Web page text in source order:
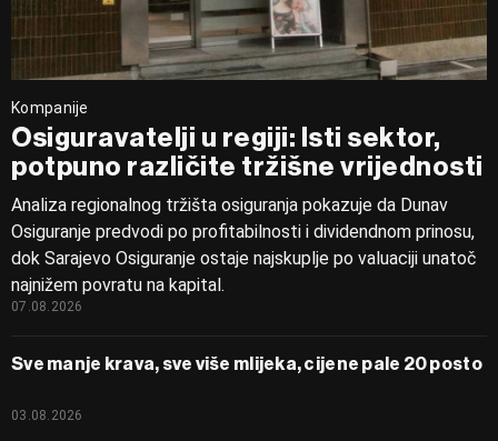
Kompanije
Osiguravatelji u regiji: Isti sektor,
potpuno različite tržišne vrijednosti
Analiza regionalnog tržišta osiguranja pokazuje da Dunav
Osiguranje predvodi po profitabilnosti i dividendnom prinosu,
dok Sarajevo Osiguranje ostaje najskuplje po valuaciji unatoč
najnižem povratu na kapital.
07.08.2026
Sve manje krava, sve više mlijeka, cijene pale 20 posto
03.08.2026